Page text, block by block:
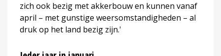
zich ook bezig met akkerbouw en kunnen vanaf
april – met gunstige weersomstandigheden – al
druk op het land bezig zijn.'